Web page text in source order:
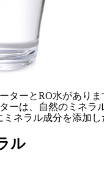
ターとRO水がありま
は、自然のミネラ
ネラル成分を添加
ル